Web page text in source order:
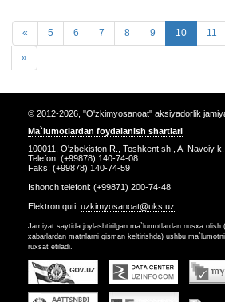
« 5 6 7 8 9 10 11
»
© 2012-2026, "O'zkimyosanoat" aksiyadorlik
Ma`lumotlardan foydalanish shartlari
100011, O'zbekiston R., Toshkent sh., A. Navoiy
Telefon: (+99878) 140-74-08
Faks: (+99878) 140-74-59
Ishonch telefoni: (+99871) 200-74-48
Elektron quti: uzkimyosanoat@uks.uz
Jamiyat saytida joylashtirilgan ma`lumotlardan nusxa olish
xabarlardan matnlarni qisman keltirishda) ushbu
ruxsat etiladi.